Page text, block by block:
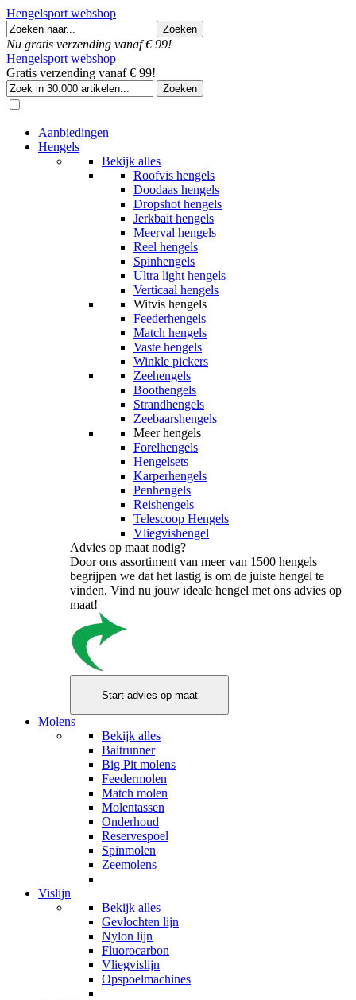
Hengelsport webshop
Nu gratis verzending vanaf € 99!
Hengelsport webshop
Gratis verzending vanaf € 99!
Aanbiedingen
Hengels
Bekijk alles
Roofvis hengels
Doodaas hengels
Dropshot hengels
Jerkbait hengels
Meerval hengels
Reel hengels
Spinhengels
Ultra light hengels
Verticaal hengels
Witvis hengels
Feederhengels
Match hengels
Vaste hengels
Winkle pickers
Zeehengels
Boothengels
Strandhengels
Zeebaarshengels
Meer hengels
Forelhengels
Hengelsets
Karperhengels
Penhengels
Reishengels
Telescoop Hengels
Vliegvishengel
Advies op maat nodig?
Door ons assortiment van meer van 1500 hengels
begrijpen we dat het lastig is om de juiste hengel te
vinden. Vind nu jouw ideale hengel met ons advies op
maat!
Molens
Bekijk alles
Baitrunner
Big Pit molens
Feedermolen
Match molen
Molentassen
Onderhoud
Reservespoel
Spinmolen
Zeemolens
Vislijn
Bekijk alles
Gevlochten lijn
Nylon lijn
Fluorocarbon
Vliegvislijn
Opspoelmachines